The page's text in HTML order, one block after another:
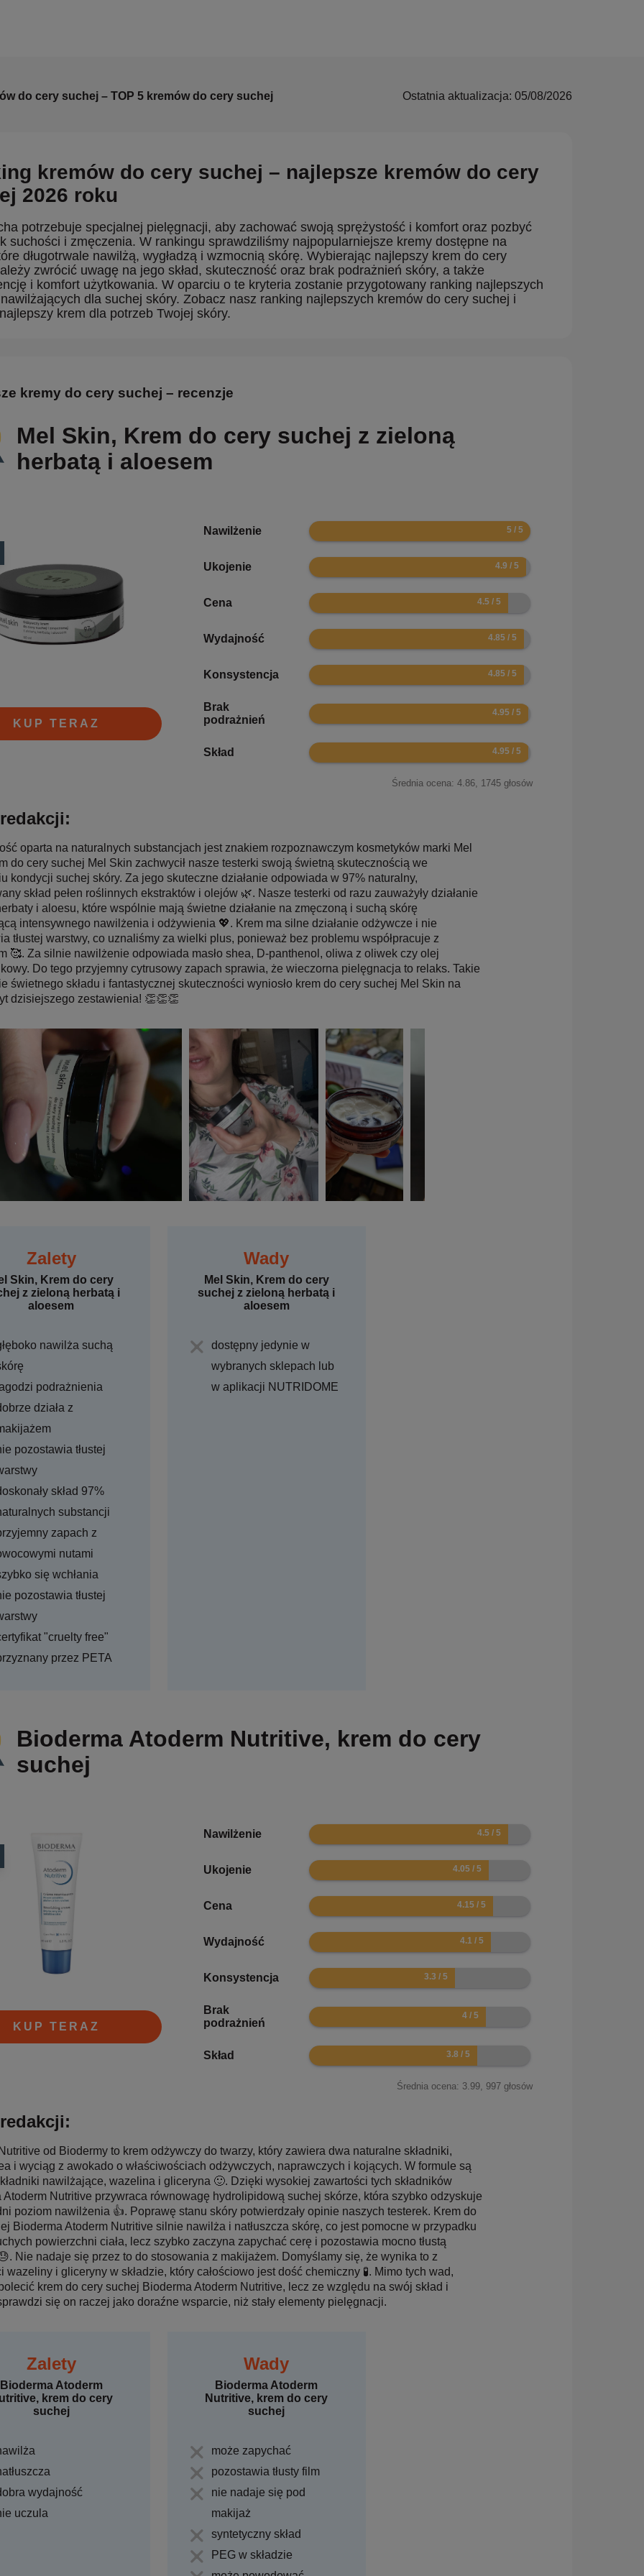
do cery suchej – TOP 5 kremów do cery suchej Ostatnia aktualizacja: 05/08/2026
kremów do cery suchej – najlepsze kremów do cery
2026 roku
potrzebuje specjalnej pielęgnacji, aby zachować swoją sprężystość i komfort oraz pozbyć
suchości i zmęczenia. W rankingu sprawdziliśmy najpopularniejsze kremy dostępne na
długotrwale nawilżą, wygładzą i wzmocnią skórę. Wybierając najlepszy krem do cery
zwrócić uwagę na jego skład, skuteczność oraz brak podrażnień skóry, a także
i komfort użytkowania. W oparciu o te kryteria zostanie przygotowany ranking najlepszych
dla suchej skóry. Zobacz nasz ranking najlepszych kremów do cery suchej i
krem dla potrzeb Twojej skóry.
kremy do cery suchej – recenzje
Mel Skin, Krem do cery suchej z zieloną
herbatą i aloesem
KUP TERAZ
Nawilżenie 10
Ukojenie 9.8
Cena 9
Wydajność 9.7
Konsystencja 9.7
Brak
podrażnień
9.9
Skład 9.9
Średnia ocena: 4.86, 1745 głosów
oparta na naturalnych substancjach jest znakiem rozpoznawczym kosmetyków marki Mel
do cery suchej Mel Skin zachwycił nasze testerki swoją świetną skutecznością we
kondycji suchej skóry. Za jego skuteczne działanie odpowiada w 97% naturalny,
skład pełen roślinnych ekstraktów i olejów 🌿. Nasze testerki od razu zauważyły działanie
i aloesu, które wspólnie mają świetne działanie na zmęczoną i suchą skórę
intensywnego nawilżenia i odżywienia 💖. Krem ma silne działanie odżywcze i nie
tłustej warstwy, co uznaliśmy za wielki plus, ponieważ bez problemu współpracuje z
🥰. Za silnie nawilżenie odpowiada masło shea, D-panthenol, oliwa z oliwek czy olej
Do tego przyjemny cytrusowy zapach sprawia, że wieczorna pielęgnacja to relaks. Takie
świetnego składu i fantastycznej skuteczności wyniosło krem do cery suchej Mel Skin na
dzisiejszego zestawienia! 👏👏👏
Zalety
Skin, Krem do cery
z zieloną herbatą i
aloesem
nawilża suchą
podrażnienia
działa z
pozostawia tłustej
skład 97%
substancji
zapach z
nutami
się wchłania
pozostawia tłustej
"cruelty free"
przez PETA
Wady
Mel Skin, Krem do cery
suchej z zieloną herbatą i
aloesem
dostępny jedynie w
wybranych sklepach lub
w aplikacji NUTRIDOME
Bioderma Atoderm Nutritive, krem do cery
suchej
KUP TERAZ
Nawilżenie 9
Ukojenie 8.1
Cena 8.3
Wydajność 8.2
Konsystencja 6.6
Brak
podrażnień
8
Skład 7.6
Średnia ocena: 3.99, 997 głosów
od Biodermy to krem odżywczy do twarzy, który zawiera dwa naturalne składniki,
i wyciąg z awokado o właściwościach odżywczych, naprawczych i kojących. W formule są
nawilżające, wazelina i gliceryna 🙂. Dzięki wysokiej zawartości tych składników
Atoderm Nutritive przywraca równowagę hydrolipidową suchej skórze, która szybko odzyskuje
poziom nawilżenia 👍. Poprawę stanu skóry potwierdzały opinie naszych testerek. Krem do
Bioderma Atoderm Nutritive silnie nawilża i natłuszcza skórę, co jest pomocne w przypadku
powierzchni ciała, lecz szybko zaczyna zapychać cerę i pozostawia mocno tłustą
Nie nadaje się przez to do stosowania z makijażem. Domyślamy się, że wynika to z
wazeliny i gliceryny w składzie, który całościowo jest dość chemiczny 🧪. Mimo tych wad,
krem do cery suchej Bioderma Atoderm Nutritive, lecz ze względu na swój skład i
się on raczej jako doraźne wsparcie, niż stały elementy pielęgnacji.
Zalety
Bioderma Atoderm
krem do cery
suchej
wydajność
uczula
Wady
Bioderma Atoderm
Nutritive, krem do cery
suchej
może zapychać
pozostawia tłusty film
nie nadaje się pod
makijaż
syntetyczny skład
PEG w składzie